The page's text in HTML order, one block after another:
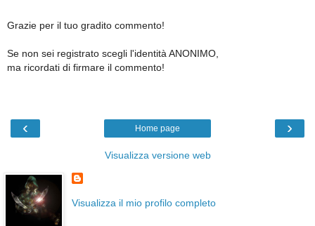
Grazie per il tuo gradito commento!
Se non sei registrato scegli l'identità ANONIMO,
ma ricordati di firmare il commento!
‹ ›
Home page
Visualizza versione web
Visualizza il mio profilo completo